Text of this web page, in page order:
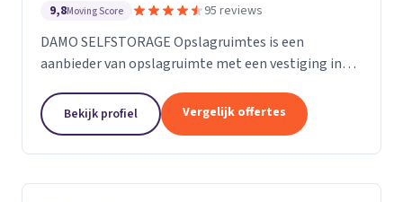
9,8Moving Score 95 reviews
DAMO SELFSTORAGE Opslagruimtes is een
aanbieder van opslagruimte met een vestiging in
Bekijk profiel Vergelijk offertes